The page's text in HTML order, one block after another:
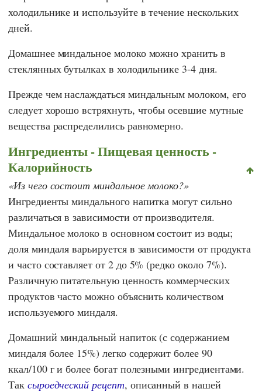
холодильнике и используйте в течение нескольких
дней.
Домашнее миндальное молоко можно хранить в
стеклянных бутылках в холодильнике 3-4 дня.
Прежде чем наслаждаться миндальным молоком, его
следует хорошо встряхнуть, чтобы осевшие мутные
вещества распределились равномерно.
Ингредиенты - Пищевая ценность -
Калорийность
Из чего состоит миндальное молоко?
Ингредиенты миндального напитка могут сильно
различаться в зависимости от производителя.
Миндальное молоко в основном состоит из воды;
доля миндаля варьируется в зависимости от продукта
и часто составляет от 2 до 5% (редко около 7%).
Различную питательную ценность коммерческих
продуктов часто можно объяснить количеством
используемого миндаля.
Домашний миндальный напиток (с содержанием
миндаля более 15%) легко содержит более 90
ккал/100 г и более богат полезными ингредиентами.
Так сыроедческий рецепт, описанный в нашей